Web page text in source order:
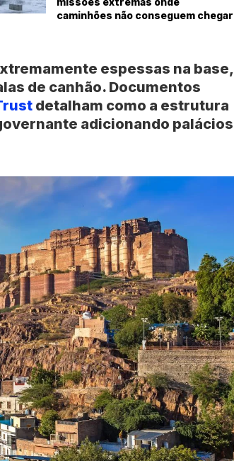
caminhões não conseguem chegar
espessas na base,
de canhão. Documentos
detalham como a estrutura
adicionando palácios